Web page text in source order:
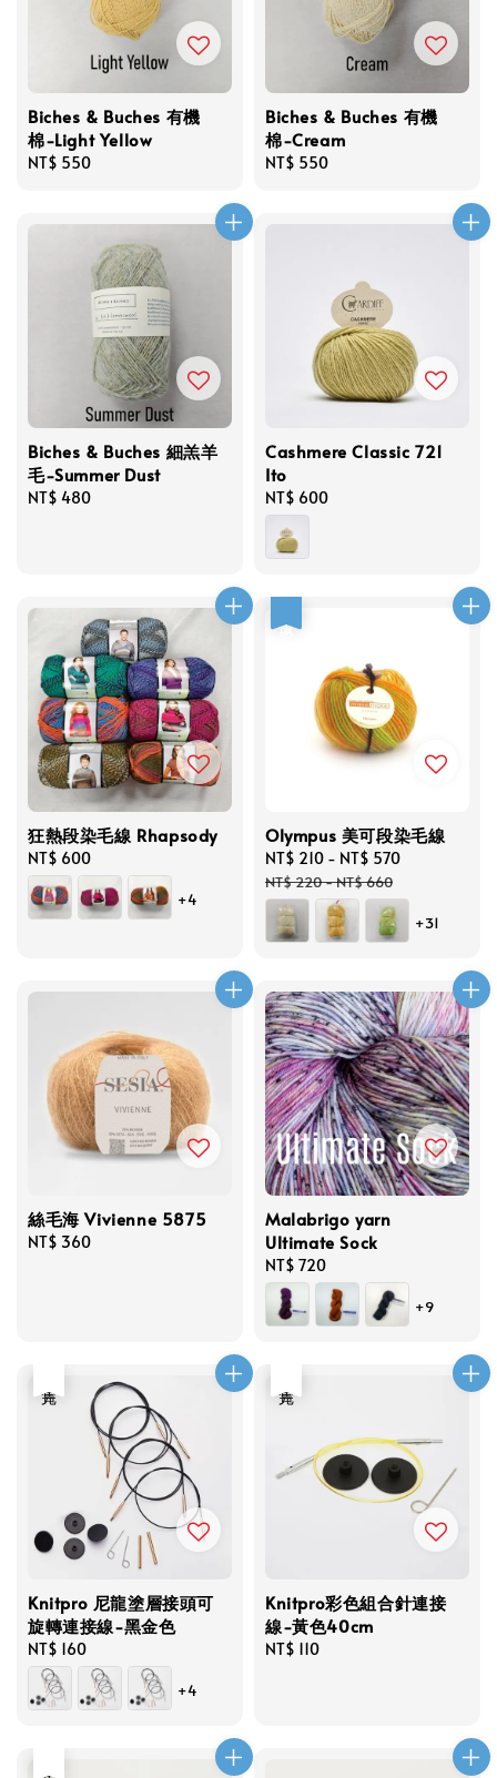
Biches & Buches 有機
棉-Light Yellow
Regular
NT$ 550
Biches & Buches 有機
棉-Cream
Regular
NT$ 550
Biches & Buches 細羔羊
毛-Summer Dust
Regular
NT$ 480
Cashmere Classic 721
Ito
Regular
price
NT$ 600
狂熱段染毛線 Rhapsody
Regular
price
NT$ 600
+4
Olympus 美可段染毛線
Sale
price
NT$ 210 - NT$ 570
NT$ 220-NT$ 660
+31
絲毛海 Vivienne 5875
Regular
NT$ 360
Malabrigo yarn
Ultimate Sock
Regular
price
NT$ 720
+9
Knitpro 尼龍塗層接頭可
旋轉連接線-黑金色
Regular
price
NT$ 160
+4
Knitpro彩色組合針連接
線-黃色40cm
Regular
NT$ 110